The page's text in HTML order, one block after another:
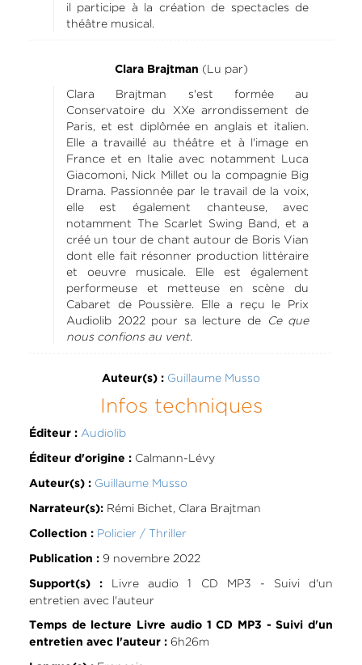
il participe à la création de spectacles de
théâtre musical.
Clara Brajtman (Lu par)
Clara Brajtman s'est formée au
Conservatoire du XXe arrondissement de
Paris, et est diplômée en anglais et italien.
Elle a travaillé au théâtre et à l'image en
France et en Italie avec notamment Luca
Giacomoni, Nick Millet ou la compagnie Big
Drama. Passionnée par le travail de la voix,
elle est également chanteuse, avec
notamment The Scarlet Swing Band, et a
créé un tour de chant autour de Boris Vian
dont elle fait résonner production littéraire
et oeuvre musicale. Elle est également
performeuse et metteuse en scène du
Cabaret de Poussière. Elle a reçu le Prix
Audiolib 2022 pour sa lecture de
Ce que
nous confions au vent.
Auteur(s) : Guillaume Musso
Infos techniques
Éditeur : Audiolib
Éditeur d'origine :Calmann-Lévy
Auteur(s) : Guillaume Musso
Narrateur(s):Rémi Bichet, Clara Brajtman
Collection : Policier / Thriller
Publication :9 novembre 2022
Support(s) :
Livre audio 1 CD MP3 - Suivi d'un
entretien avec l'auteur
Temps de lecture Livre audio 1 CD MP3 - Suivi d'un
entretien avec l'auteur :6h26m